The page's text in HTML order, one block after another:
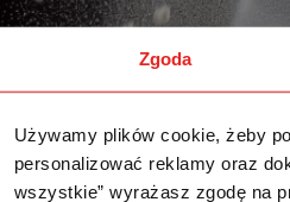
Zgoda
Używamy plików cookie, żeby
personalizować reklamy oraz
wszystkie” wyrażasz zgodę na